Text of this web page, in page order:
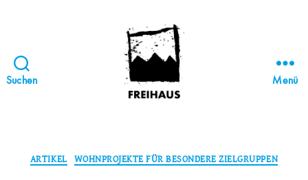
Suchen
STATTBAU
HAMBURG
Menü
Kategorien
ARTIKEL WOHNPROJEKTE FÜR BESONDERE ZIELGRUPPEN